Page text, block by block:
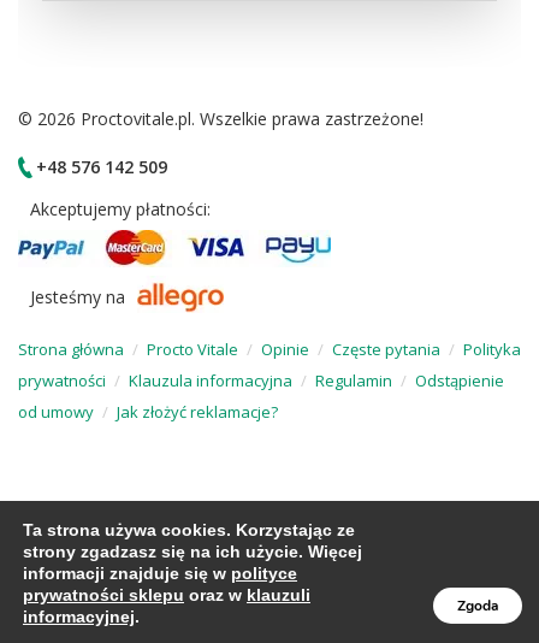
© 2026 Proctovitale.pl. Wszelkie prawa zastrzeżone!
+48 576 142 509
Akceptujemy płatności:
Jesteśmy na
Strona główna Procto Vitale Opinie Częste pytania
Polityka
prywatności
Klauzula informacyjna Regulamin
Odstąpienie
od umowy
Jak złożyć reklamacje?
Ta strona używa cookies. Korzystając ze
strony zgadzasz się na ich użycie. Więcej
informacji znajduje się w polityce
prywatności sklepu oraz w klauzuli
informacyjnej.
Zgoda